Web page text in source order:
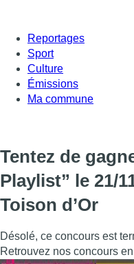
Reportages
Sport
Culture
Émissions
Ma commune
Tentez de
Playlist” le 21/
Toison d’Or
Désolé, ce concours est
Retrouvez nos concours